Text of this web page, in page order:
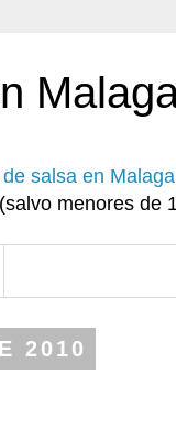
salsa en Malaga
menores de
2010